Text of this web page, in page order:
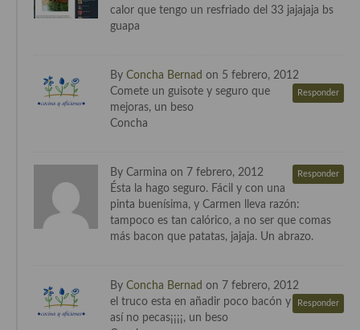
Cocina China
Cocina filipina
Cocina de Hawái
Cocina Sudafrinaca
Cocina del Congo
Cocina Yoshoku
calor que tengo un resfriado del 33 jajajaja bs
guapa
By Concha Bernad on 5 febrero, 2012
Responder
Comete un guisote y seguro que
mejoras, un beso
Concha
By Carmina on 7 febrero, 2012 Responder
Ésta la hago seguro. Fácil y con una
pinta buenísima, y Carmen lleva razón:
tampoco es tan calórico, a no ser que comas
más bacon que patatas, jajaja. Un abrazo.
By Concha Bernad on 7 febrero, 2012
Responder
el truco esta en añadir poco bacón y
así no pecas¡¡¡¡, un beso